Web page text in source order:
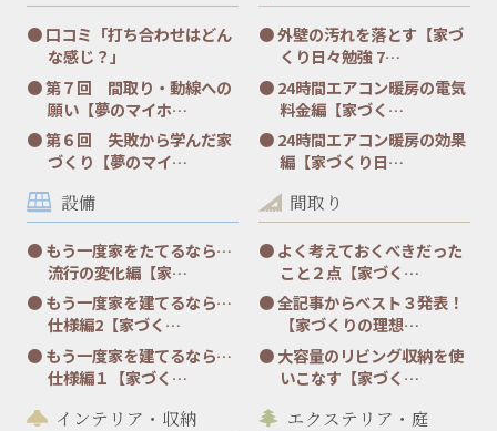
口コミ「打ち合わせはどん
な感じ？」
第７回 間取り・動線への
願い【夢のマイホ…
第６回 失敗から学んだ家
づくり【夢のマイ…
外壁の汚れを落とす【家づ
くり日々勉強 7…
24時間エアコン暖房の電気
料金編【家づく…
24時間エアコン暖房の効果
編【家づくり日…
設備
もう一度家をたてるなら…
流行の変化編【家…
もう一度家を建てるなら…
仕様編2【家づく…
もう一度家を建てるなら…
仕様編１【家づく…
間取り
よく考えておくべきだった
こと２点【家づく…
全記事からベスト３発表！
【家づくりの理想…
大容量のリビング収納を使
いこなす【家づく…
インテリア・収納 エクステリア・庭